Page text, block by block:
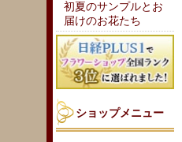
初夏のサンプルとお
届けのお花たち
ショップメニュー